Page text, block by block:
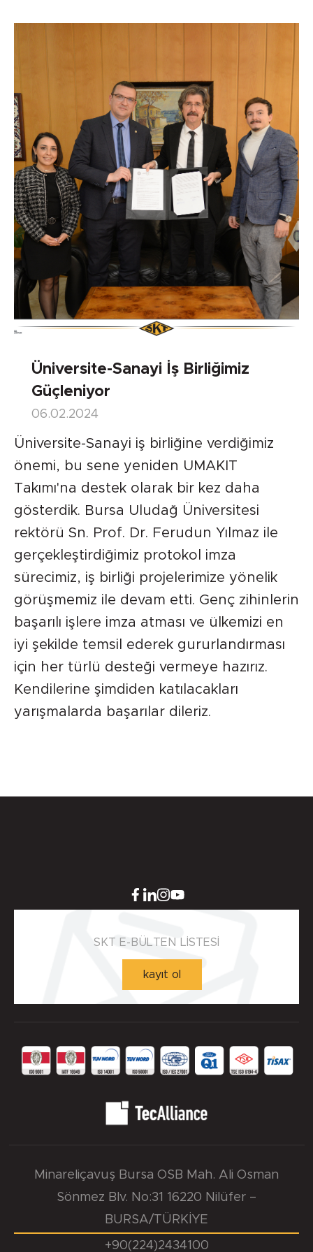
Üniversite-Sanayi İş Birliğimiz
Güçleniyor
06.02.2024
Üniversite-Sanayi iş birliğine verdiğimiz
önemi, bu sene yeniden UMAKIT
Takımı'na destek olarak bir kez daha
gösterdik. Bursa Uludağ Üniversitesi
rektörü Sn. Prof. Dr. Ferudun Yılmaz ile
gerçekleştirdiğimiz protokol imza
sürecimiz, iş birliği projelerimize yönelik
görüşmemiz ile devam etti. Genç zihinlerin
başarılı işlere imza atması ve ülkemizi en
iyi şekilde temsil ederek gururlandırması
için her türlü desteği vermeye hazırız.
Kendilerine şimdiden katılacakları
yarışmalarda başarılar dileriz.
SKT E-BÜLTEN LİSTESİ
kayıt ol
Minareliçavuş Bursa OSB Mah. Ali Osman
Sönmez Blv. No:31 16220 Nilüfer –
BURSA/TÜRKİYE
+90(224)2434100